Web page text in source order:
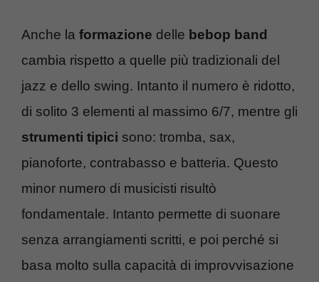
Anche la formazione delle bebop band
cambia rispetto a quelle più tradizionali del
jazz e dello swing. Intanto il numero è ridotto,
di solito 3 elementi al massimo 6/7, mentre gli
strumenti tipici sono: tromba, sax,
pianoforte, contrabasso e batteria. Questo
minor numero di musicisti risultò
fondamentale. Intanto permette di suonare
senza arrangiamenti scritti, e poi perché si
basa molto sulla capacità di improvvisazione